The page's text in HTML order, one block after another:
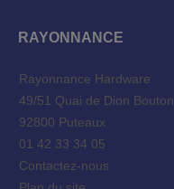
RAYONNANCE
Rayonnance Hardware
49/51 Quai de Dion Bouton
92800 Puteaux
01 42 33 34 05
Contactez-nous